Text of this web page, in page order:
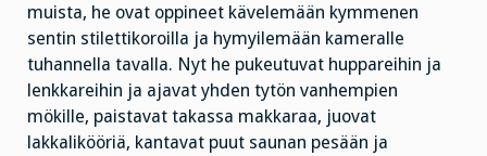
muista, he ovat oppineet kävelemään kymmenen
sentin stilettikoroilla ja hymyilemään kameralle
tuhannella tavalla. Nyt he pukeutuvat huppareihin ja
lenkkareihin ja ajavat yhden tytön vanhempien
mökille, paistavat takassa makkaraa, juovat
lakkalikööriä, kantavat puut saunan pesään ja